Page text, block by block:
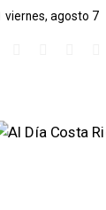
viernes, agosto 7